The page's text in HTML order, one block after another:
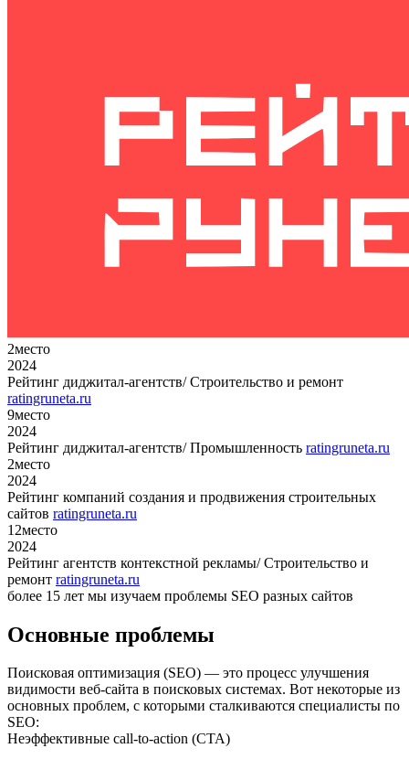
2место
2024
Рейтинг диджитал-агентств/ Строительство и ремонт
ratingruneta.ru
9место
2024
Рейтинг диджитал-агентств/ Промышленность ratingruneta.ru
2место
2024
Рейтинг компаний создания и продвижения строительных
сайтов ratingruneta.ru
12место
2024
Рейтинг агентств контекстной рекламы/ Строительство и
ремонт ratingruneta.ru
более 15 лет мы изучаем проблемы SEO разных сайтов
Основные проблемы
Поисковая оптимизация (SEO) — это процесс улучшения
видимости веб-сайта в поисковых системах. Вот некоторые из
основных проблем, с которыми сталкиваются специалисты по
SEO:
Неэффективные call-to-action (CTA)